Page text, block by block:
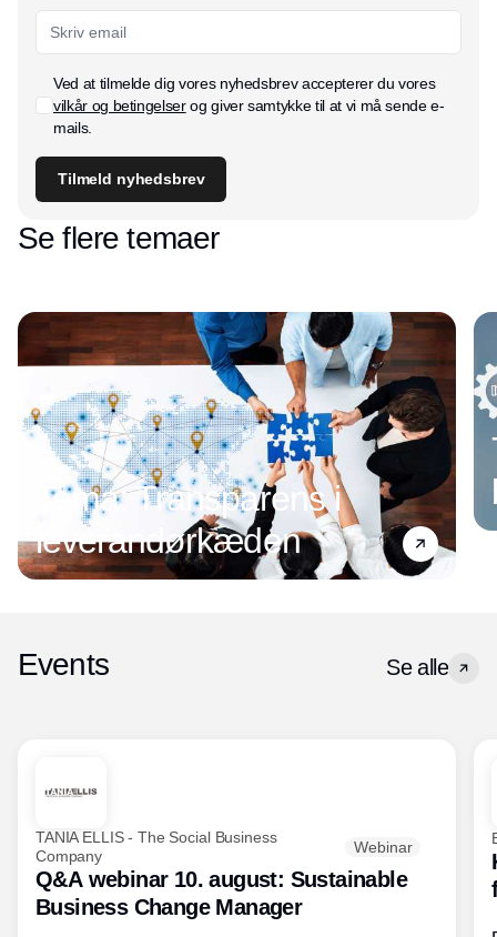
Ved at tilmelde dig vores nyhedsbrev accepterer du vores
vilkår og betingelserog giver samtykke til at vi må sende e-
mails.
Tilmeld nyhedsbrev
Se flere temaer
Tema: Transparens i
leverandørkæden
Events Se alle
TANIA ELLIS - The Social Business
Company
Webinar
Q&A webinar 10. august: Sustainable
Business Change Manager